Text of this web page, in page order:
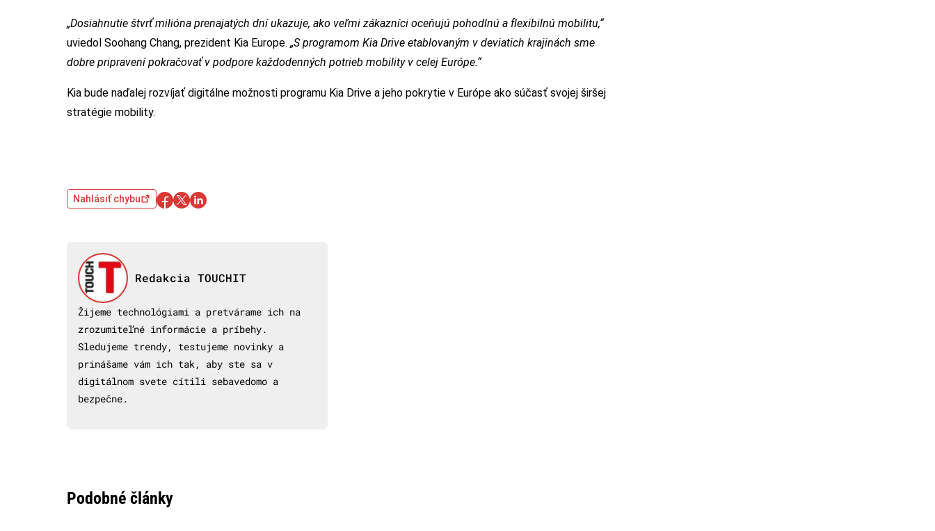
„Dosiahnutie štvrť milióna prenajatých dní ukazuje, ako veľmi zákazníci oceňujú pohodlnú a flexibilnú mobilitu,“
uviedol Soohang Chang, prezident Kia Europe. „S programom Kia Drive etablovaným v deviatich krajinách sme
dobre pripravení pokračovať v podpore každodenných potrieb mobility v celej Európe.“
Kia bude naďalej rozvíjať digitálne možnosti programu Kia Drive a jeho pokrytie v Európe ako súčasť svojej širšej
stratégie mobility.
Nahlásiť chybu
Redakcia TOUCHIT
Žijeme technológiami a pretvárame ich na
zrozumiteľné informácie a príbehy.
Sledujeme trendy, testujeme novinky a
prinášame vám ich tak, aby ste sa v
digitálnom svete cítili sebavedomo a
bezpečne.
Podobné články